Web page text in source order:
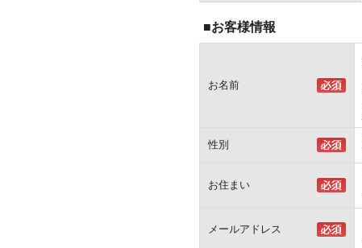
■お客様情報
お名前
性別
お住まい
メールアドレス